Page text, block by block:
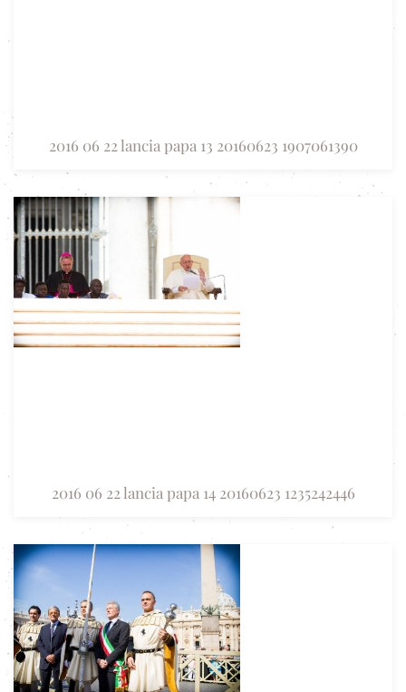
2016 06 22 lancia papa 13 20160623 1907061390
2016 06 22 lancia papa 14 20160623 1235242446